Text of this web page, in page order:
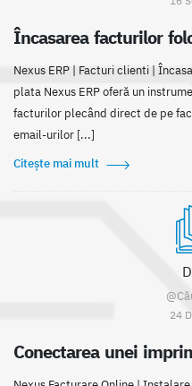
Încasarea facturilor
Nexus ERP | Facturi clienti |
plata Nexus ERP oferă un
facturilor plecând direct de pe
email-urilor [...]
Citește mai mult
24
Conectarea unei